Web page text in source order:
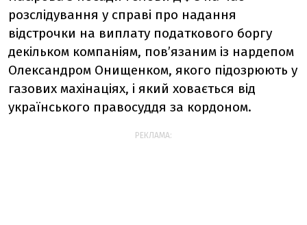
розслідування у справі про надання
відстрочки на виплату податкового боргу
декільком компаніям, пов’язаним із нардепом
Олександром Онищенком, якого підозрюють у
газових махінаціях, і який ховається від
українського правосуддя за кордоном.
РЕКЛАМА: